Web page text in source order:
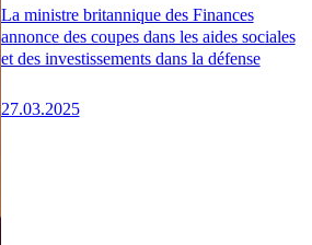
La ministre britannique des Finances
annonce des coupes dans les aides sociales
et des investissements dans la défense
27.03.2025